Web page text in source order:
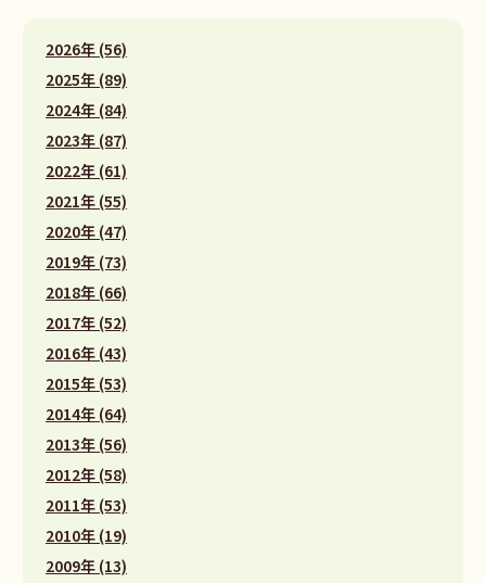
2026年 (56)
2025年 (89)
2024年 (84)
2023年 (87)
2022年 (61)
2021年 (55)
2020年 (47)
2019年 (73)
2018年 (66)
2017年 (52)
2016年 (43)
2015年 (53)
2014年 (64)
2013年 (56)
2012年 (58)
2011年 (53)
2010年 (19)
2009年 (13)